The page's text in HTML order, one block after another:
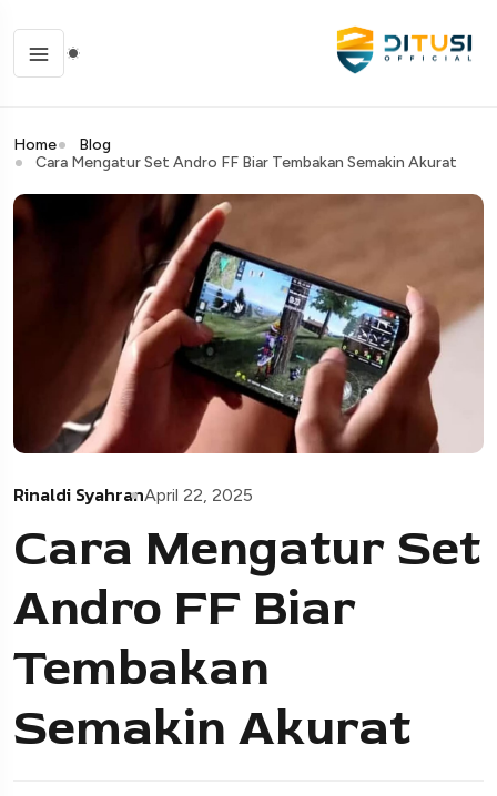
Home
Blog
Cara Mengatur Set Andro FF Biar Tembakan Semakin Akurat
Rinaldi SyahranApril 22, 2025
Cara Mengatur Set
Andro FF Biar
Tembakan
Semakin Akurat